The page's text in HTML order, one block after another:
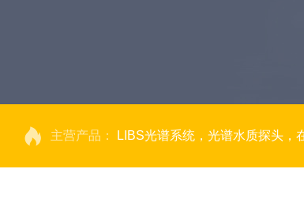
主营产品： LIBS光谱系统，光谱水质探头，在线光谱分析，高光谱